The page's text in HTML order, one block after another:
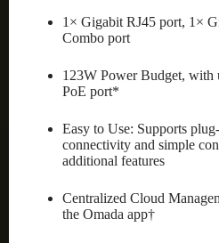
1× Gigabit RJ45 port, 1×
Combo port
123W Power Budget, with
PoE port*
Easy to Use: Supports
connectivity and simple
additional features
Centralized Cloud
the Omada app†